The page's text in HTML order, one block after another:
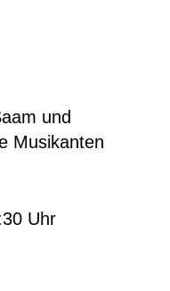
und
Musikanten
Uhr